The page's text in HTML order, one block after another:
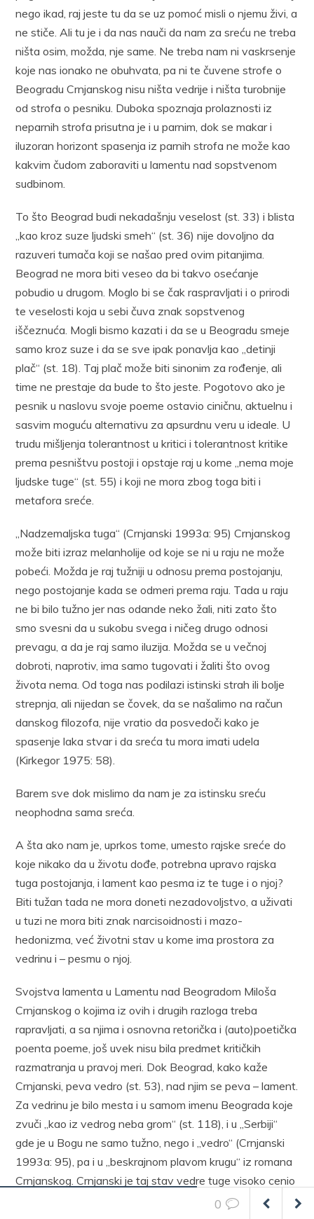
nego ikad, raj jeste tu da se uz pomoć misli o njemu živi, a
ne stiče. Ali tu je i da nas nauči da nam za sreću ne treba
ništa osim, možda, nje same. Ne treba nam ni vaskrsenje
koje nas ionako ne obuhvata, pa ni te čuvene strofe o
Beogradu Crnjanskog nisu ništa vedrije i ništa turobnije
od strofa o pesniku. Duboka spoznaja prolaznosti iz
neparnih strofa prisutna je i u parnim, dok se makar i
iluzoran horizont spasenja iz parnih strofa ne može kao
kakvim čudom zaboraviti u lamentu nad sopstvenom
sudbinom.
To što Beograd budi nekadašnju veselost (st. 33) i blista
„kao kroz suze ljudski smeh“ (st. 36) nije dovoljno da
razuveri tumača koji se našao pred ovim pitanjima.
Beograd ne mora biti veseo da bi takvo osećanje
pobudio u drugom. Moglo bi se čak raspravljati i o prirodi
te veselosti koja u sebi čuva znak sopstvenog
iščeznuća. Mogli bismo kazati i da se u Beogradu smeje
samo kroz suze i da se sve ipak ponavlja kao „detinji
plač“ (st. 18). Taj plač može biti sinonim za rođenje, ali
time ne prestaje da bude to što jeste. Pogotovo ako je
pesnik u naslovu svoje poeme ostavio ciničnu, aktuelnu i
sasvim moguću alternativu za apsurdnu veru u ideale. U
trudu mišljenja tolerantnost u kritici i tolerantnost kritike
prema pesništvu postoji i opstaje raj u kome „nema moje
ljudske tuge“ (st. 55) i koji ne mora zbog toga biti i
metafora sreće.
„Nadzemaljska tuga“ (Crnjanski 1993a: 95) Crnjanskog
može biti izraz melanholije od koje se ni u raju ne može
pobeći. Možda je raj tužniji u odnosu prema postojanju,
nego postojanje kada se odmeri prema raju. Tada u raju
ne bi bilo tužno jer nas odande neko žali, niti zato što
smo svesni da u sukobu svega i ničeg drugo odnosi
prevagu, a da je raj samo iluzija. Možda se u večnoj
dobroti, naprotiv, ima samo tugovati i žaliti što ovog
života nema. Od toga nas podilazi istinski strah ili bolje
strepnja, ali nijedan se čovek, da se našalimo na račun
danskog filozofa, nije vratio da posvedoči kako je
spasenje laka stvar i da sreća tu mora imati udela
(Kirkegor 1975: 58).
Barem sve dok mislimo da nam je za istinsku sreću
neophodna sama sreća.
A šta ako nam je, uprkos tome, umesto rajske sreće do
koje nikako da u životu dođe, potrebna upravo rajska
tuga postojanja, i lament kao pesma iz te tuge i o njoj?
Biti tužan tada ne mora doneti nezadovoljstvo, a uživati
u tuzi ne mora biti znak narcisoidnosti i mazo-
hedonizma, već životni stav u kome ima prostora za
vedrinu i – pesmu o njoj.
Svojstva lamenta u Lamentu nad Beogradom Miloša
Crnjanskog o kojima iz ovih i drugih razloga treba
rapravljati, a sa njima i osnovna retorička i (auto)poetička
poenta poeme, još uvek nisu bila predmet kritičkih
razmatranja u pravoj meri. Dok Beograd, kako kaže
Crnjanski, peva vedro (st. 53), nad njim se peva – lament.
Za vedrinu je bilo mesta i u samom imenu Beograda koje
zvuči „kao iz vedrog neba grom“ (st. 118), i u „Serbiji“
gde je u Bogu ne samo tužno, nego i „vedro“ (Crnjanski
1993a: 95), pa i u „beskrajnom plavom krugu“ iz romana
Crnjanskog. Crnjanski je taj stav vedre tuge visoko cenio
a sadrže ga i njegove najlepše pesme, poput one
0